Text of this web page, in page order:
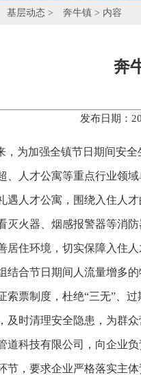
基层动态 > 奔牛镇 > 内容
奔
发布日期：
，为加强全镇节日期间安
、人才公寓等重点行业领
遇人才公寓，围绕入住人
灭火器、烟感报警器等消
居住环境，切实保障入住
结合节日期间人流量增多
索票制度，杜绝“三无”、
及时清理安全隐患，为群
道科技有限公司，向企业
节，要求企业严格落实主